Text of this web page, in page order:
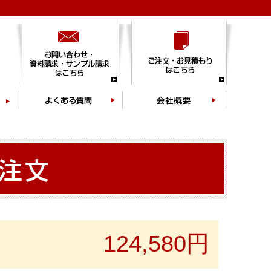
124,580円